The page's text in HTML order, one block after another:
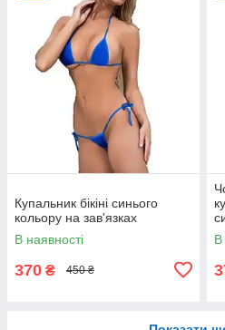
Купальник бікіні синього
кольору на зав'язках
В наявності
370 ₴ 450 ₴
В